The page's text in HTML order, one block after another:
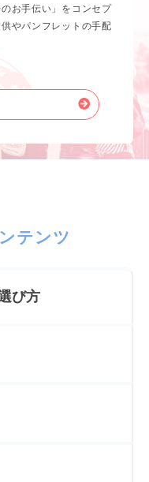
お手伝い」をコンセプ
やパンフレットの手配
テンツ
び方